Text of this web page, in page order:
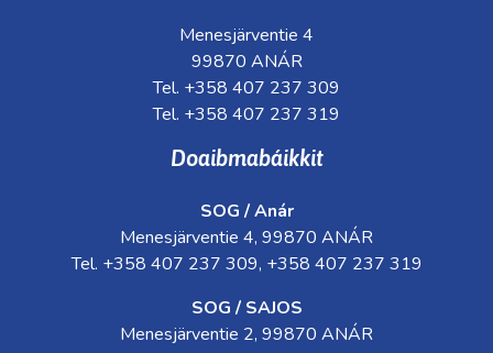
Menesjärventie 4
99870 ANÁR
Tel. +358 407 237 309
Tel. +358 407 237 319
Doaibmabáikkit
SOG / Anár
Menesjärventie 4, 99870 ANÁR
Tel. +358 407 237 309, +358 407 237 319
SOG / SAJOS
Menesjärventie 2, 99870 ANÁR